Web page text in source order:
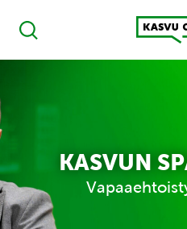
Haku
Kasvu Open
KASVUN